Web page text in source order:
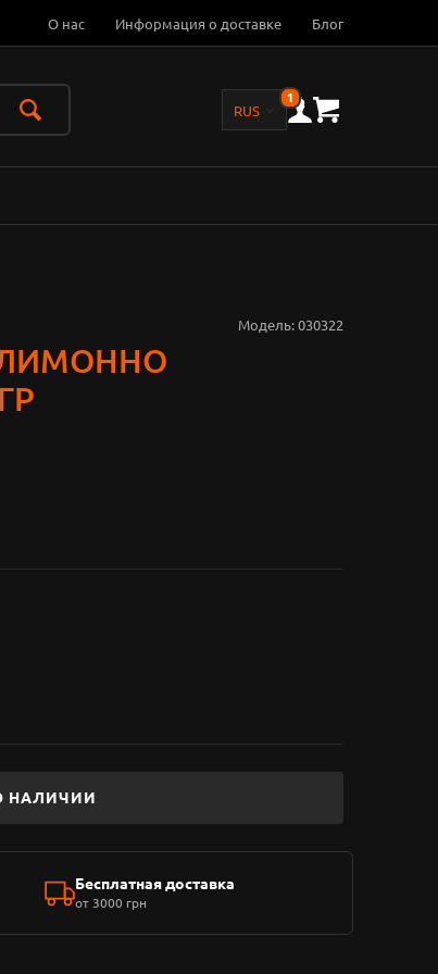
О нас Информация о доставке Блог
1
Модель: 030322
ЛИМОННО
НАЛИЧИИ
Бесплатная доставка
от 3000 грн